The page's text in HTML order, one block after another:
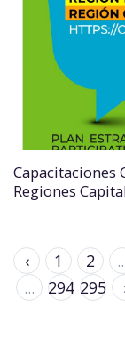
Capacitaciones
Regiones
‹ 1 2
...
294 295